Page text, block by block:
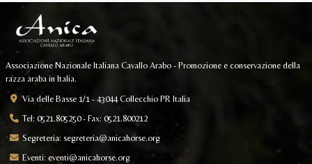
Associazione Nazionale Italiana Cavallo Arabo - Promozione e conservazione della
razza araba in Italia.
Via delle Basse 1/1 - 43044 Collecchio PR Italia
Tel: 0521.805250 - Fax: 0521.800212
Segreteria: segreteria@anicahorse.org
Eventi: eventi@anicahorse.org